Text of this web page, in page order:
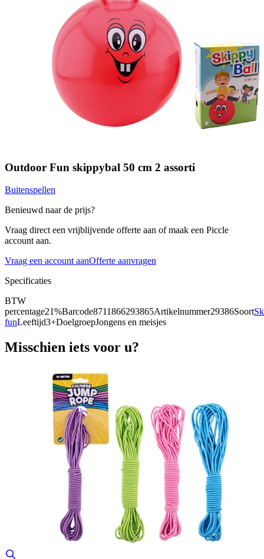
Outdoor Fun skippybal 50 cm 2 assorti
Buitenspellen
Benieuwd naar de prijs?
Vraag direct een vrijblijvende offerte aan of maak een Piccle
account aan.
Vraag een account aanOfferte aanvragen
Specificaties
BTW
percentage21%Barcode8711866293865Artikelnummer29386Soort
funLeeftijd3+DoelgroepJongens en meisjes
Misschien iets voor u?